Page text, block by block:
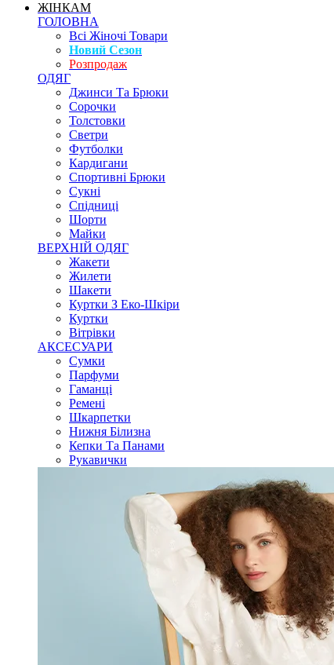
ЖІНКАМ
ГОЛОВНА
Всі Жіночі Товари
Новий Сезон
Розпродаж
ОДЯГ
Джинси Та Брюки
Сорочки
Толстовки
Светри
Футболки
Кардигани
Спортивні Брюки
Сукні
Спідниці
Шорти
Майки
ВЕРХНІЙ ОДЯГ
Жакети
Жилети
Шакети
Куртки З Еко-Шкіри
Куртки
Вітрівки
АКСЕСУАРИ
Сумки
Парфуми
Гаманці
Ремені
Шкарпетки
Нижня Білизна
Кепки Та Панами
Рукавички